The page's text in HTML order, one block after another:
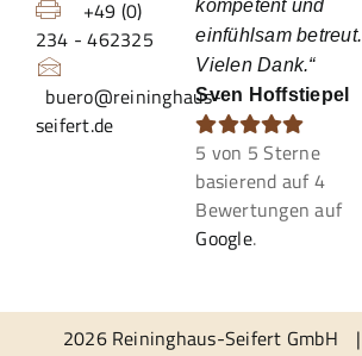
+49 (0)
234 - 462325
buero@reininghaus-
seifert.de
kompetent und
einfühlsam betreut.
Vielen Dank.“
Sven Hoffstiepel
5 von 5 Sterne
basierend auf 4
Bewertungen auf
Google.
2026 Reininghaus-Seifert GmbH |